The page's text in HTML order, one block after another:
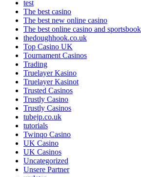
test
The best casino
The best new online casino
The best online casino and sportsbook
thedoughhook.co.uk
Top Casino UK
Tournament Casinos
Trading
Truelayer Kasino
Truelayer Kasinot
Trusted Casinos
Trustly Casino
Trustly Casinos
tubejp.co.uk
tutorials
Twinqo Casino
UK Casino
UK Casinos
Uncategorized
Unsere Partner